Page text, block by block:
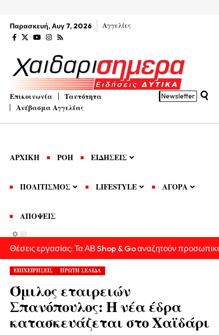
Παρασκευή, Αυγ 7, 2026 Αγγελίες
Επικοινωνία
Ταυτότητα
Ανέβασμα Αγγελίας
Newsletter
ΑΡΧΙΚΗ ΡΟΗ ΕΙΔΗΣΕΙΣ
ΠΟΛΙΤΙΣΜΟΣ LIFESTYLE ΑΓΟΡΑ
ΑΠΟΨΕΙΣ
Θέσεις εργασίας: Τα ΑΒ Shop & Go αναζητούν
ΕΠΙΧΕΙΡΗΣΕΙΣ ΠΡΩΤΗ ΣΕΛΙΔΑ
Όμιλος εταιρειών
Σπανόπουλος: Η νέα έδρα
κατασκευάζεται στο Χαϊδάρι